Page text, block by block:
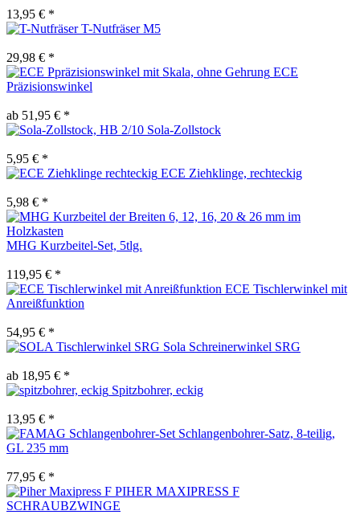
13,95 € *
T-Nutfräser M5
29,98 € *
ECE
Präzisionswinkel
ab 51,95 € *
Sola-Zollstock
5,95 € *
ECE Ziehklinge, rechteckig
5,98 € *
MHG Kurzbeitel-Set, 5tlg.
119,95 € *
ECE Tischlerwinkel mit
Anreißfunktion
54,95 € *
Sola Schreinerwinkel SRG
ab 18,95 € *
Spitzbohrer, eckig
13,95 € *
Schlangenbohrer-Satz, 8-teilig,
GL 235 mm
77,95 € *
PIHER MAXIPRESS F
SCHRAUBZWINGE